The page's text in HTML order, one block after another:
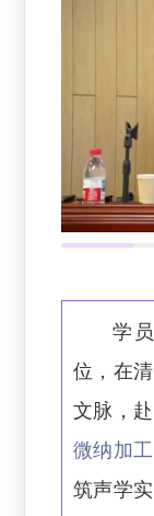
学
位，在
文脉，
微纳加
筑声学